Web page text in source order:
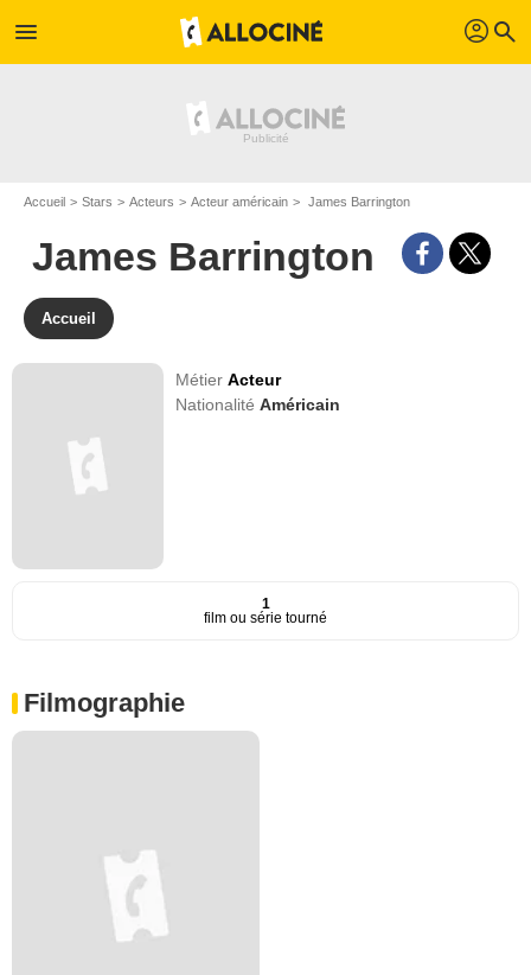
menu profil search
Accueil Stars Acteurs Acteur américain James Barrington
James Barrington
Accueil
MétierActeur
NationalitéAméricain
1
film ou série tourné
Filmographie